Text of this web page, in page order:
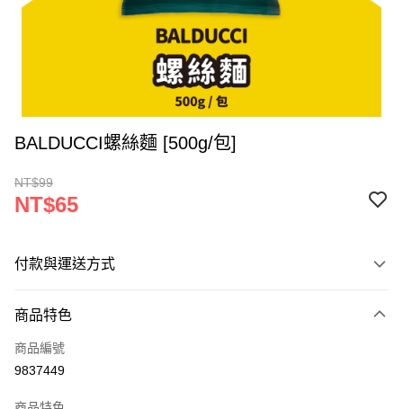
BALDUCCI螺絲麵 [500g/包]
NT$99
NT$65
付款與運送方式
信用卡一次付款
超商取貨付款
商品特色
商品編號
9837449